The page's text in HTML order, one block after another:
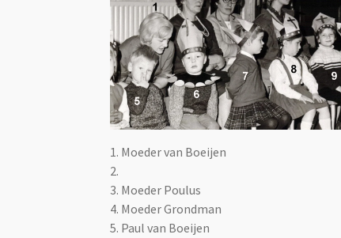
1. Moeder van Boeijen
2.
3. Moeder Poulus
4. Moeder Grondman
5. Paul van Boeijen